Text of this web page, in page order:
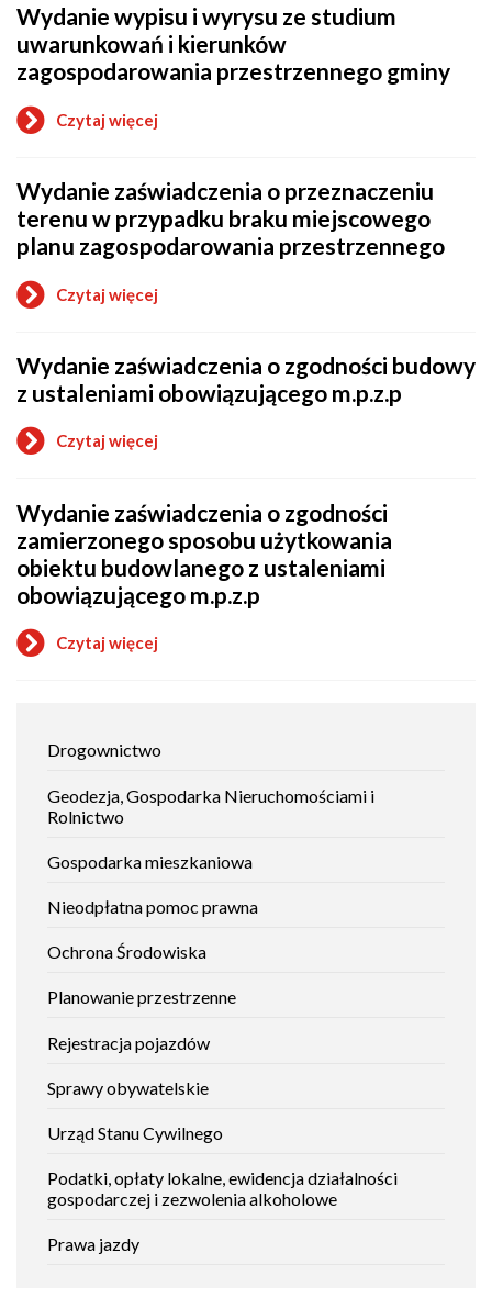
załatwić
sprawę
Drogownictwo
Geodezja, Gospodarka Nieruchomościami i
Rolnictwo
Gospodarka mieszkaniowa
Nieodpłatna pomoc prawna
Ochrona Środowiska
Planowanie przestrzenne
Rejestracja pojazdów
Sprawy obywatelskie
Urząd Stanu Cywilnego
Podatki, opłaty lokalne, ewidencja działalności
gospodarczej i zezwolenia alkoholowe
Prawa jazdy
i
wyrysu
z
miejscowego
zagospodarowania
przestrzennego
Wydanie wypisu i wyrysu ze studium
uwarunkowań i kierunków
zagospodarowania przestrzennego gminy
Czytaj więcej
o
i
wyrysu
ze
studium
i
kierunków
gminy
Wydanie zaświadczenia o przeznaczeniu
terenu w przypadku braku miejscowego
planu zagospodarowania przestrzennego
Czytaj więcej
o
o
przeznaczeniu
terenu
w
przypadku
braku
planu
zagospodarowania
przestrzennego
Wydanie zaświadczenia o zgodności budowy
z ustaleniami obowiązującego m.p.z.p
Czytaj więcej
o
o
zgodności
budowy
z
ustaleniami
obowiązującego
m.p.z.p
Wydanie zaświadczenia o zgodności
zamierzonego sposobu użytkowania
obiektu budowlanego z ustaleniami
obowiązującego m.p.z.p
Czytaj więcej
o
zamierzonego
użytkowania
obiektu
budowlanego
ustaleniami
m.p.z.p